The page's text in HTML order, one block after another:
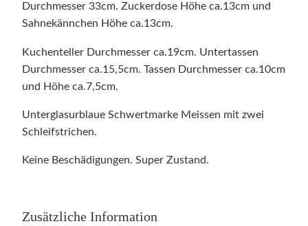
Durchmesser 33cm. Zuckerdose Höhe ca.13cm und
Sahnekännchen Höhe ca.13cm.
Kuchenteller Durchmesser ca.19cm. Untertassen
Durchmesser ca.15,5cm. Tassen Durchmesser ca.10cm
und Höhe ca.7,5cm.
Unterglasurblaue Schwertmarke Meissen mit zwei
Schleifstrichen.
Keine Beschädigungen. Super Zustand.
Zusätzliche Information